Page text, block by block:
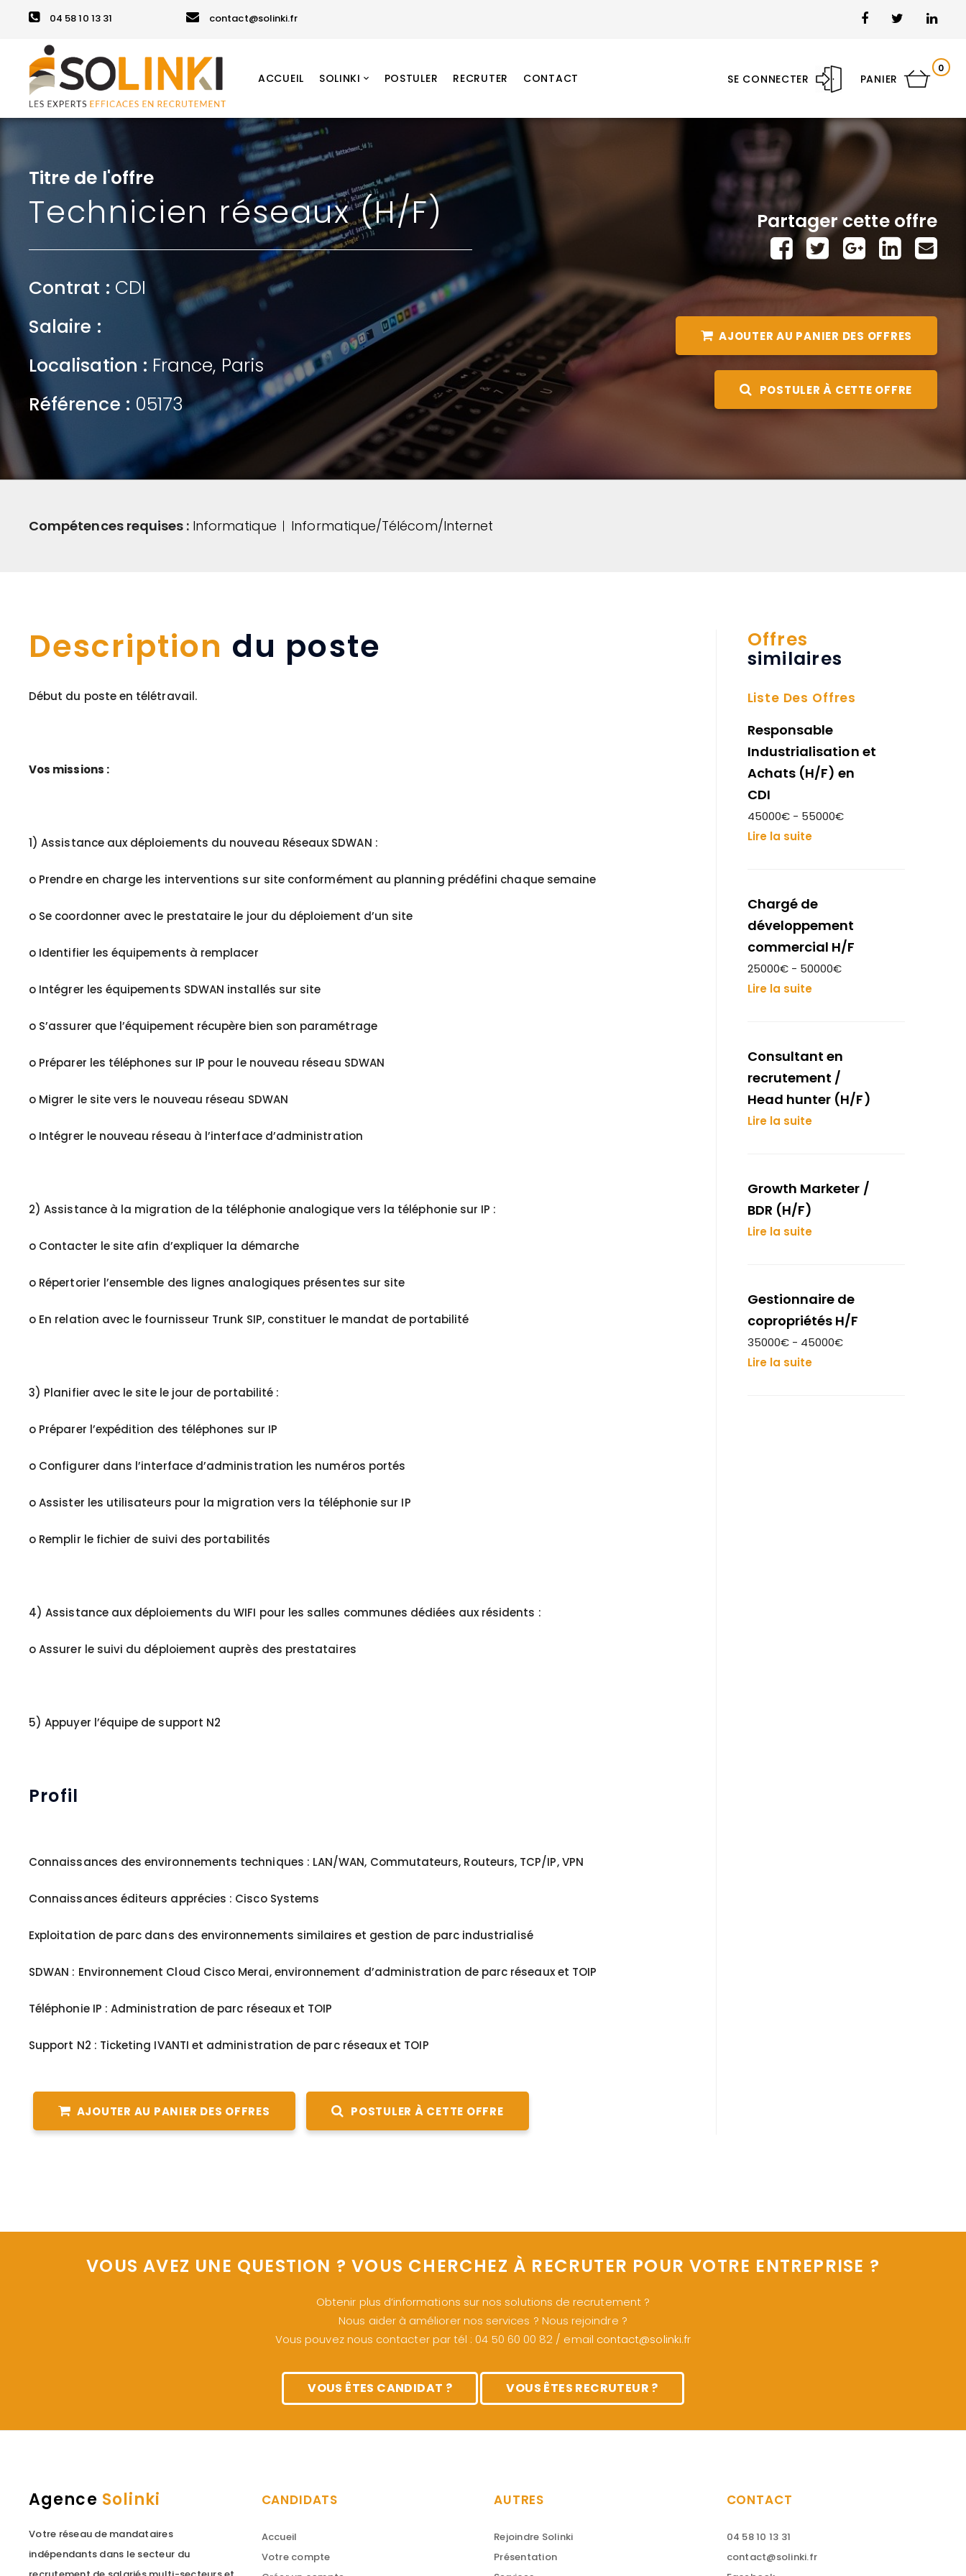
04 58 10 13 31 contact@solinki.fr
SE CONNECTER PANIER
0
ACCUEIL SOLINKI POSTULER RECRUTER CONTACT
Titre de l'offre
Technicien réseaux (H/F)
Contrat : CDI
Salaire :
Localisation : France, Paris
Référence : 05173
Partager cette offre
AJOUTER AU PANIER DES OFFRES
POSTULER À CETTE OFFRE
Compétences requises : Informatique Informatique/Télécom/Internet
Description du poste
Début du poste en télétravail.
Vos missions :
1) Assistance aux déploiements du nouveau Réseaux SDWAN :
o Prendre en charge les interventions sur site conformément au planning prédéfini chaque semaine
o Se coordonner avec le prestataire le jour du déploiement d’un site
o Identifier les équipements à remplacer
o Intégrer les équipements SDWAN installés sur site
o S’assurer que l’équipement récupère bien son paramétrage
o Préparer les téléphones sur IP pour le nouveau réseau SDWAN
o Migrer le site vers le nouveau réseau SDWAN
o Intégrer le nouveau réseau à l’interface d’administration
2) Assistance à la migration de la téléphonie analogique vers la téléphonie sur IP :
o Contacter le site afin d’expliquer la démarche
o Répertorier l’ensemble des lignes analogiques présentes sur site
o En relation avec le fournisseur Trunk SIP, constituer le mandat de portabilité
3) Planifier avec le site le jour de portabilité :
o Préparer l’expédition des téléphones sur IP
o Configurer dans l’interface d’administration les numéros portés
o Assister les utilisateurs pour la migration vers la téléphonie sur IP
o Remplir le fichier de suivi des portabilités
4) Assistance aux déploiements du WIFI pour les salles communes dédiées aux résidents :
o Assurer le suivi du déploiement auprès des prestataires
5) Appuyer l’équipe de support N2
Profil
Connaissances des environnements techniques : LAN/WAN, Commutateurs, Routeurs, TCP/IP, VPN
Connaissances éditeurs apprécies : Cisco Systems
Exploitation de parc dans des environnements similaires et gestion de parc industrialisé
SDWAN : Environnement Cloud Cisco Merai, environnement d’administration de parc réseaux et TOIP
Téléphonie IP : Administration de parc réseaux et TOIP
Support N2 : Ticketing IVANTI et administration de parc réseaux et TOIP
AJOUTER AU PANIER DES OFFRES POSTULER À CETTE OFFRE
Offres
similaires
Liste Des Offres
Responsable
Industrialisation et
Achats (H/F) en
CDI
45000€ - 55000€
Lire la suite
Chargé de
développement
commercial H/F
25000€ - 50000€
Lire la suite
Consultant en
recrutement /
Head hunter (H/F)
Lire la suite
Growth Marketer /
BDR (H/F)
Lire la suite
Gestionnaire de
copropriétés H/F
35000€ - 45000€
Lire la suite
VOUS AVEZ UNE QUESTION ? VOUS CHERCHEZ À RECRUTER POUR VOTRE ENTREPRISE ?
Obtenir plus d’informations sur nos solutions de recrutement ?
Nous aider à améliorer nos services ? Nous rejoindre ?
Vous pouvez nous contacter par tél : 04 50 60 00 82 / email contact@solinki.fr
VOUS ÊTES CANDIDAT ? VOUS ÊTES RECRUTEUR ?
Agence Solinki
Votre réseau de mandataires
indépendants dans le secteur du
CANDIDATS
Accueil
Votre compte
AUTRES
Rejoindre Solinki
Présentation
CONTACT
04 58 10 13 31
contact@solinki.fr